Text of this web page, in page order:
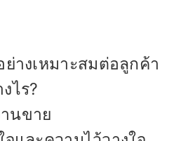
างเหมาะสมต่อลูกค้า
ไร?
นขาย